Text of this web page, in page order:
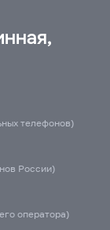
телефонов)
России)
оператора)